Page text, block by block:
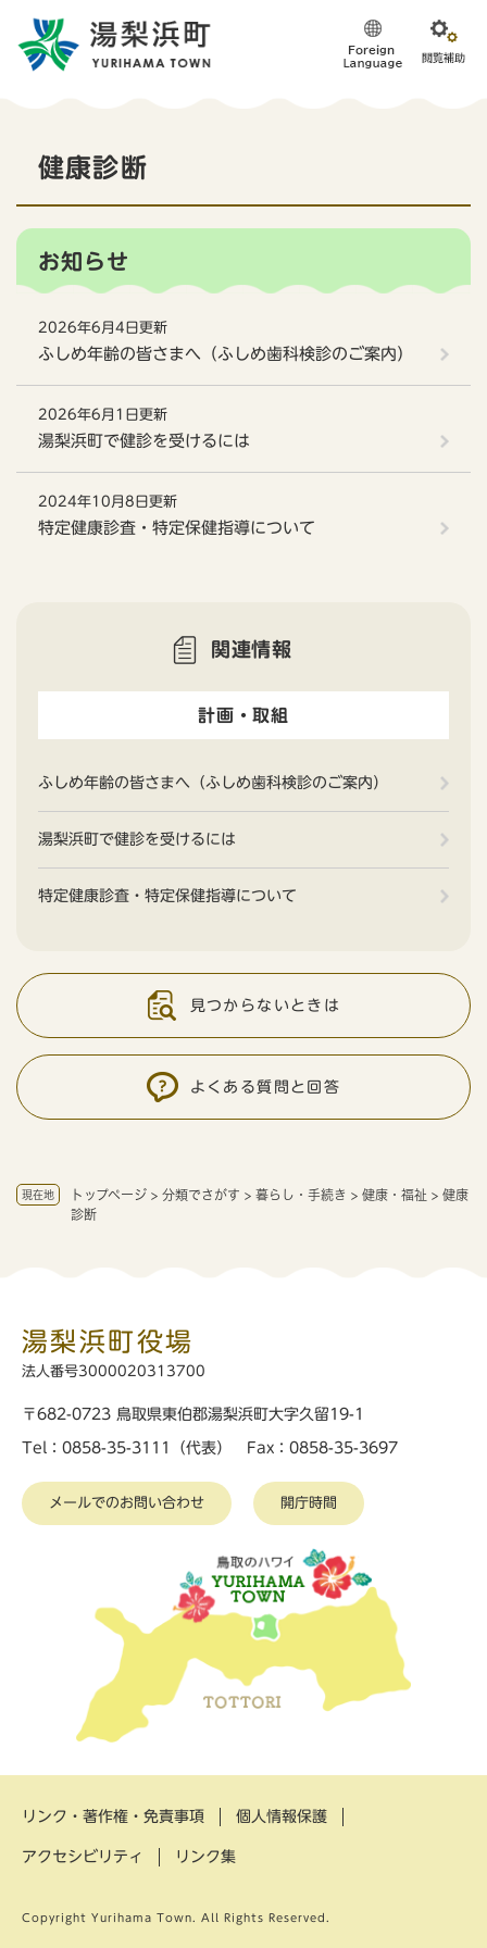
現在地 トップページ > 分類でさがす > 暮らし・手続き > 健康・福祉 > 健康
診断
健康診断
お知らせ
2026年6月4日更新
ふしめ年齢の皆さまへ（ふしめ歯科検診のご案内）
2026年6月1日更新
湯梨浜町で健診を受けるには
2024年10月8日更新
特定健康診査・特定保健指導について
関連情報
計画・取組
ふしめ年齢の皆さまへ（ふしめ歯科検診のご案内）
湯梨浜町で健診を受けるには
特定健康診査・特定保健指導について
見つからないときは
よくある質問と回答
湯梨浜町役場
法人番号3000020313700
〒682-0723 鳥取県東伯郡湯梨浜町大字久留19-1
Tel：0858-35-3111（代表） Fax：0858-35-3697
メールでのお問い合わせ 開庁時間
リンク・著作権・免責事項 個人情報保護
アクセシビリティ リンク集
Copyright Yurihama Town. All Rights Reserved.